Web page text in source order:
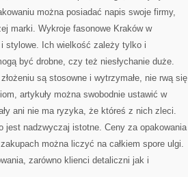
można posiadać napis swoje firmy,
marki. Wykroje fasonowe Kraków w
stylowe. Ich wielkość zależy tylko i
być drobne, czy też niesłychanie duże.
są stosowne i wytrzymałe, nie rwą się
artykuły można swobodnie ustawić w
ani nie ma ryzyka, że któreś z nich zleci.
nadzwyczaj istotne. Ceny za opakowania
można liczyć na całkiem spore ulgi.
zarówno klienci detaliczni jak i